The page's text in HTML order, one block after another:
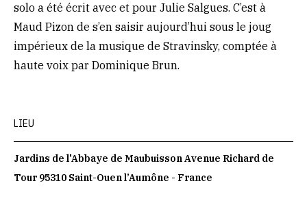
solo a été écrit avec et pour Julie Salgues. C’est à
Maud Pizon de s’en saisir aujourd’hui sous le joug
impérieux de la musique de Stravinsky, comptée à
haute voix par Dominique Brun.
LIEU
Jardins de l'Abbaye de Maubuisson Avenue Richard de
Tour 95310 Saint-Ouen l’Aumône - France